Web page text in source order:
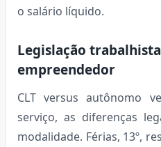
o salário líquido.
Legislação
empreendedor
CLT versus autônomo
serviço, as diferenças
modalidade. Férias, 13º,